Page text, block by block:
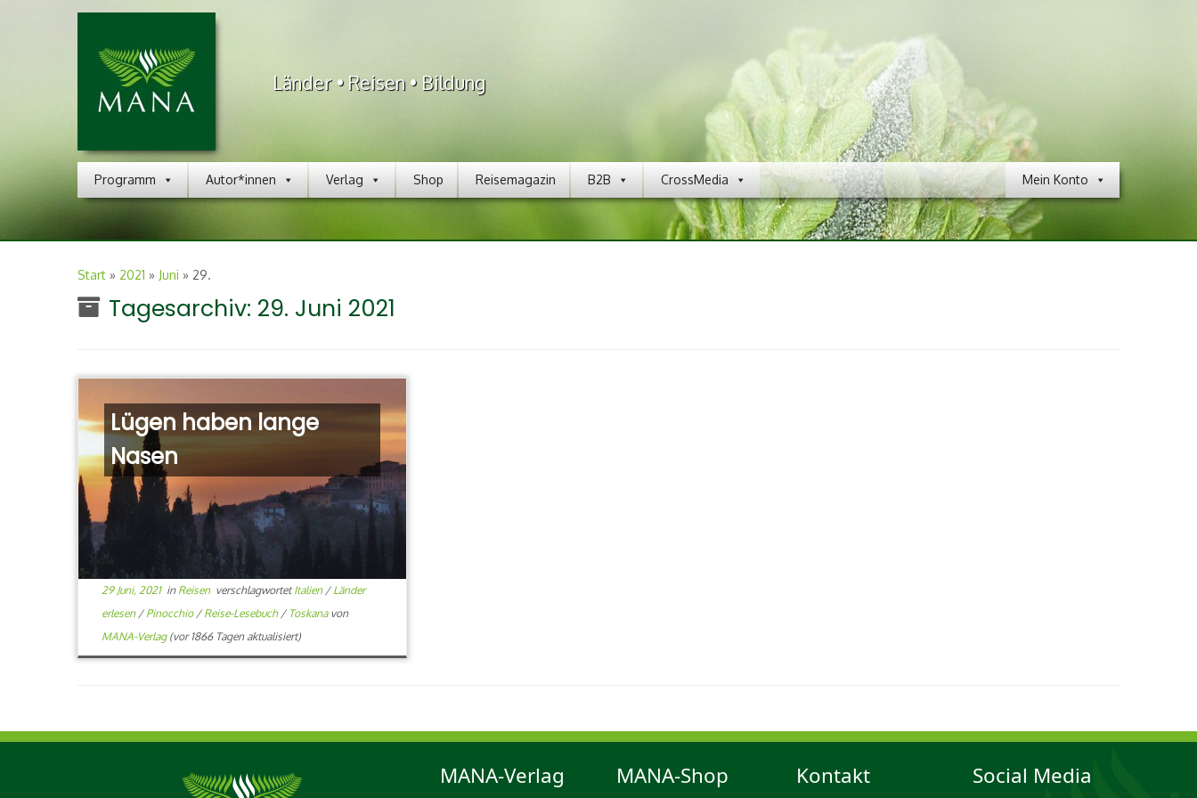
Länder • Reisen • Bildung
Programm Autor*innen Verlag Shop Reisemagazin B2B Mein Konto
CrossMedia
Start » 2021 » Juni » 29.
Tagesarchiv: 29. Juni 2021
Lügen haben lange
Nasen
29 Juni, 2021in Reisen verschlagwortetItalien / Länder
erlesen / Pinocchio / Reise-Lesebuch / Toskana von
MANA-Verlag(vor 1866 Tagen aktualisiert)
MANA-Verlag MANA-Shop Kontakt Social Media